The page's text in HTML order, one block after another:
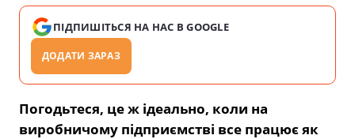
ПІДПИШІТЬСЯ НА НАС В GOOGLE
ДОДАТИ ЗАРАЗ
Погодьтеся, це ж ідеально, коли на
виробничому підприємстві все працює як